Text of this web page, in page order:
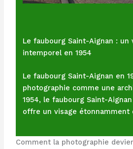
Le faubourg Saint-Aignan : un
intemporel en 1954
Le faubourg Saint-Aignan en
photographie comme une
1954, le faubourg Saint-
offre un visage étonnamment
Comment la photographie